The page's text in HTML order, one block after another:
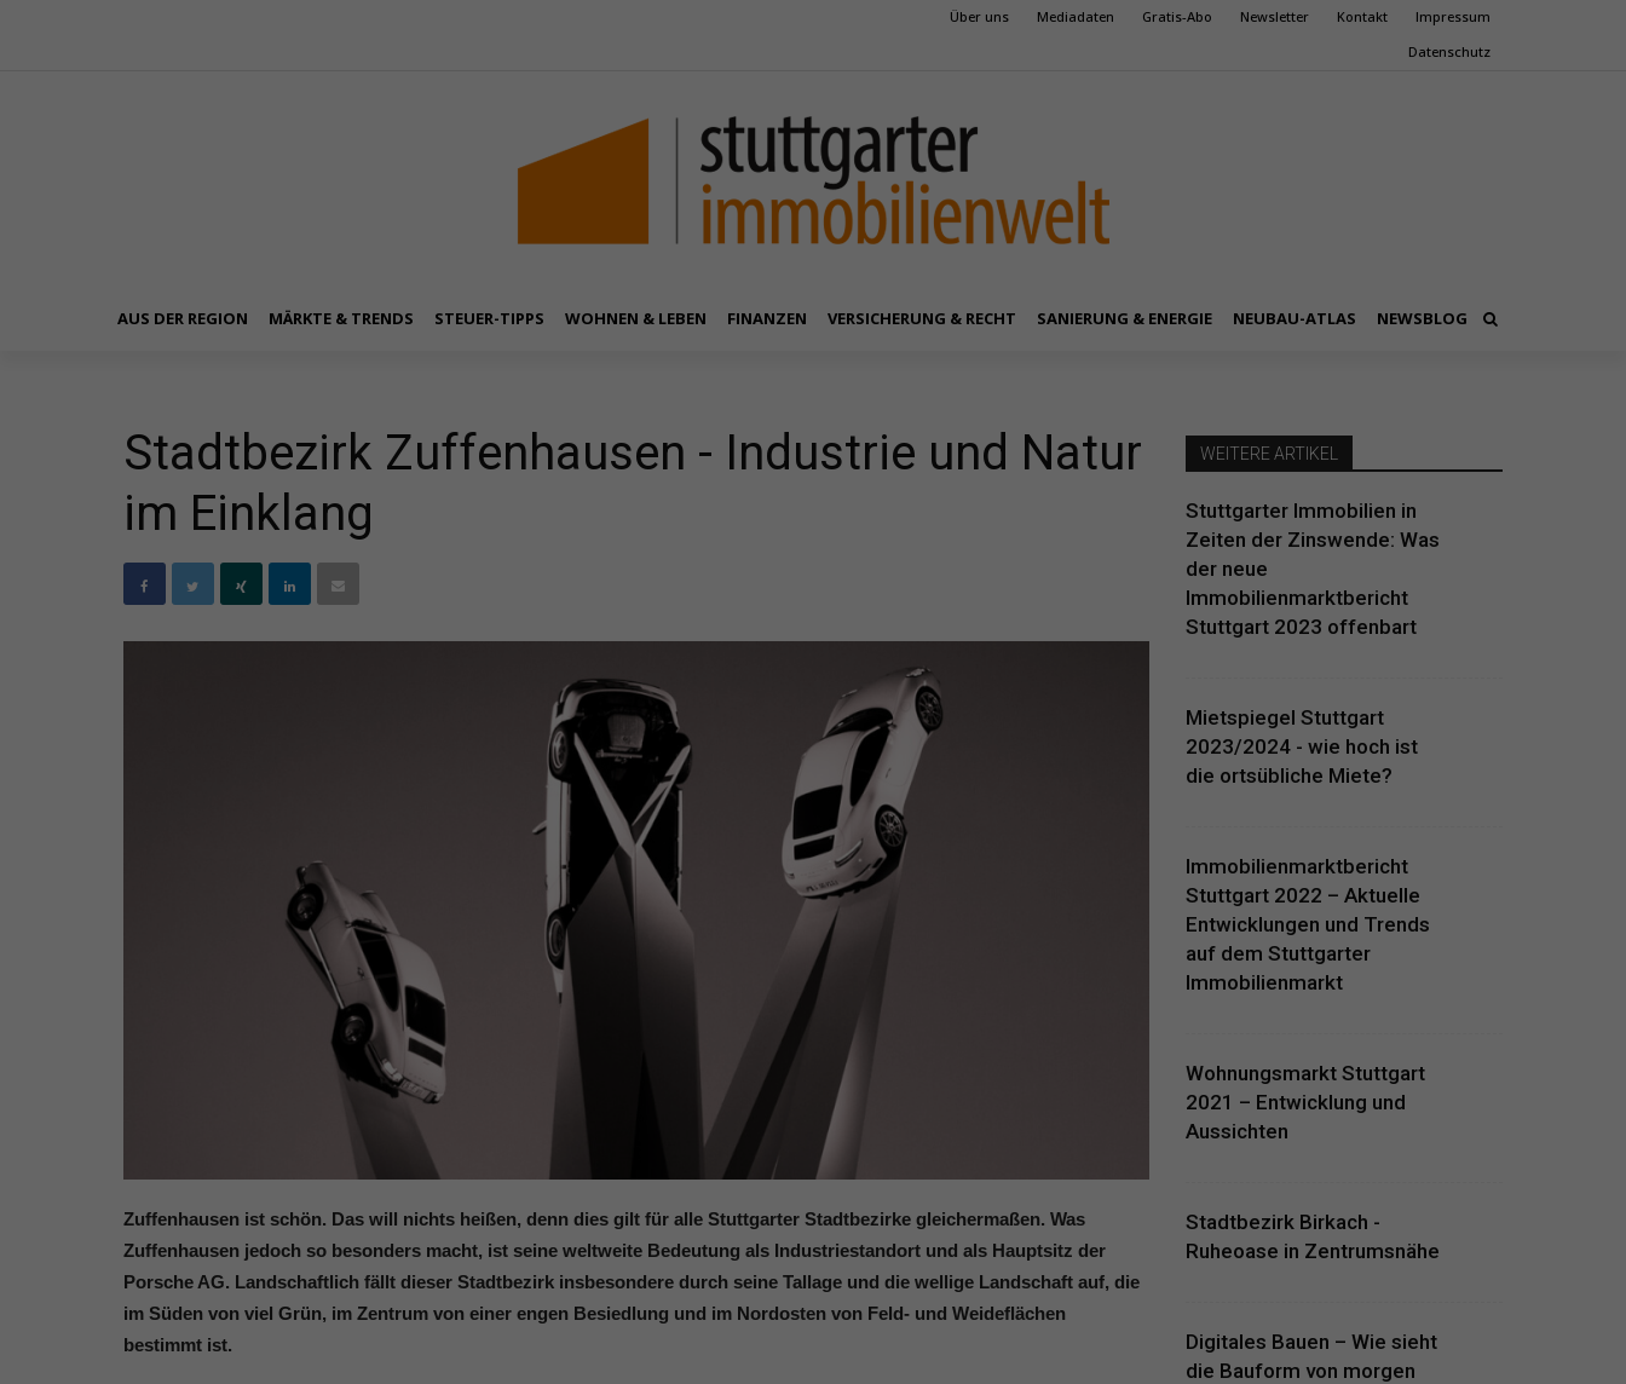
Über uns Mediadaten Gratis-Abo Newsletter Kontakt
Impressum
Datenschutz
AUS DER REGION MÄRKTE & TRENDS STEUER-TIPPS WOHNEN & LEBEN FINANZEN VERSICHERUNG & RECHT SANIERUNG & ENERGIE NEUBAU-ATLAS NEWSBLOG
Stadtbezirk Zuffenhausen - Industrie und Natur
im Einklang
Zuffenhausen ist schön. Das will nichts heißen, denn dies gilt für alle Stuttgarter Stadtbezirke gleichermaßen. Was
Zuffenhausen jedoch so besonders macht, ist seine weltweite Bedeutung als Industriestandort und als Hauptsitz der
Porsche AG. Landschaftlich fällt dieser Stadtbezirk insbesondere durch seine Tallage und die wellige Landschaft auf, die
im Süden von viel Grün, im Zentrum von einer engen Besiedlung und im Nordosten von Feld- und Weideflächen
bestimmt ist.
WEITERE ARTIKEL
Stuttgarter Immobilien in
Zeiten der Zinswende: Was
der neue
Immobilienmarktbericht
Stuttgart 2023 offenbart
Mietspiegel Stuttgart
2023/2024 - wie hoch ist
die ortsübliche Miete?
Immobilienmarktbericht
Stuttgart 2022 – Aktuelle
Entwicklungen und Trends
auf dem Stuttgarter
Immobilienmarkt
Wohnungsmarkt Stuttgart
2021 – Entwicklung und
Aussichten
Stadtbezirk Birkach -
Ruheoase in Zentrumsnähe
Digitales Bauen – Wie sieht
die Bauform von morgen